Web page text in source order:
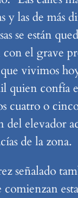
y las de más
se están
con el grave
vivimos
quien confía
cuatro o
del elevador
de la zona.
señalado
comienzan